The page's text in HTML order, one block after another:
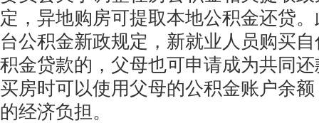
定，异地购房可提取本地公积金还贷
台公积金新政规定，新就业人员购买
积金贷款的，父母也可申请成为共同
买房时可以使用父母的公积金账户余
的经济负担。